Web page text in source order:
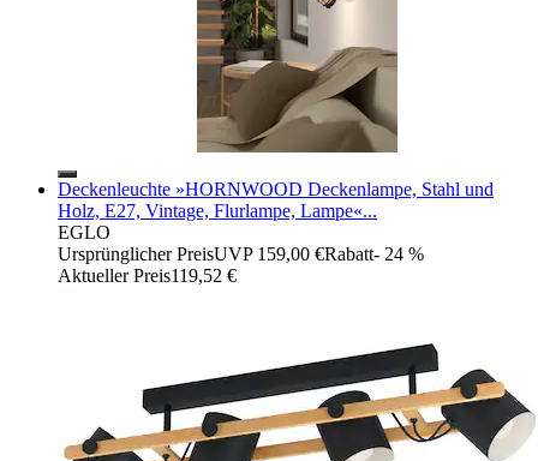
Deckenleuchte »HORNWOOD Deckenlampe, Stahl und
Holz, E27, Vintage, Flurlampe, Lampe«...
EGLO
Ursprünglicher PreisUVP 159,00 €Rabatt- 24 %
Aktueller Preis119,52 €